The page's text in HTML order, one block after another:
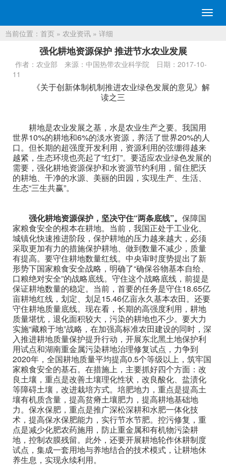
切
换
当前位置： 首页 » 农业资讯 » 详细
强化耕地资源保护 推进节水农业发展
作者：农业部 来源：中国热带农业科学院
日期：2017-10-
11
《关于创新体制机制推进农业绿色发展的意见》解
读之三
耕地是农业发展之基，水是农业生产之要。我国用
世界10%的耕地和6%的淡水资源，养活了世界20%的人
口。但长期的超强度开发利用，资源利用的弦绷得越来
越紧，生态环境也亮起了“红灯”。要适应农业绿色发展的
需要，强化耕地资源保护和水资源节约利用，留住肥沃
的耕地、干净的水源、美丽的田园，实现生产、生活、
生态“三生共赢”。
强化耕地资源保护，坚决守住“两条底线”。 保障国
家粮食安全的根本在耕地。当前，我国正处于工业化、
城镇化快速推进阶段，保护耕地的压力越来越大，必须
采取更加有力的措施保护耕地、做到数量不减少，质量
有提高。要守住耕地数量红线。中央审时度势提出了新
形势下国家粮食安全战略，明确了“确保谷物基本自给、
口粮绝对安全”的战略底线。守住这个战略底线，前提是
保证耕地数量的稳定。当前，首要的任务是守住18.65亿
亩耕地红线，划定、划足15.46亿亩永久基本农田。还要
守住耕地质量底线。现在看，长期的高强度利用，耕地
质量堪忧，退化面积较大，污染的耕地也不少。要大力
实施“藏粮于地”战略，在加强高标准农田建设的同时，深
入推进耕地质量保护提升行动，开展东北黑土地保护利
用试点和湖南重金属污染耕地治理修复试点，力争到
2020年，全国耕地质量平均提高0.5个等级以上，筑牢国
家粮食安全的基石。在措施上，主要抓好四个方面：改
良土壤，重点是改善土壤理化性状，改良酸化、盐渍化
等障碍土壤，改进栽培方式。培肥地力，重点是提高土
壤有机质含量，提高贫瘠土壤肥力，提高耕地基础地
力。保水保肥，重点是推广深松深耕和水肥一体化技
术，提高保水保肥能力，实行节水节肥。控污修复，重
点是减少化肥农药施用，防止重金属和有机物污染耕
地，控制农膜残留。此外，还要开展耕地轮作休耕制度
试点，集成一套用地与养地结合的技术模式，让耕地休
养生息，实现永续利用。